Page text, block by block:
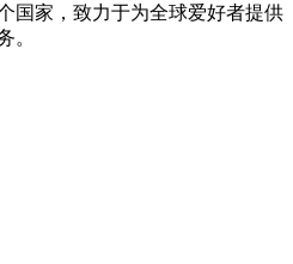
国家，致力于为全球爱好者提供
。